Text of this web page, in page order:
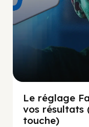
Le réglage
vos résultats
touche)